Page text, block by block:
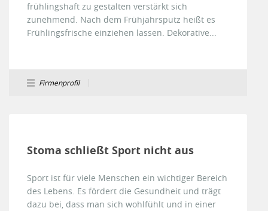
frühlingshaft zu gestalten verstärkt sich
zunehmend. Nach dem Frühjahrsputz heißt es
Frühlingsfrische einziehen lassen. Dekorative...
Firmenprofil
Stoma schließt Sport nicht aus
Sport ist für viele Menschen ein wichtiger Bereich
des Lebens. Es fördert die Gesundheit und trägt
dazu bei, dass man sich wohlfühlt und in einer